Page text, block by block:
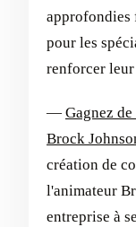
approfondies
pour les
renforcer leur
— Gagnez
Brock
création de
l'animateur
entreprise à